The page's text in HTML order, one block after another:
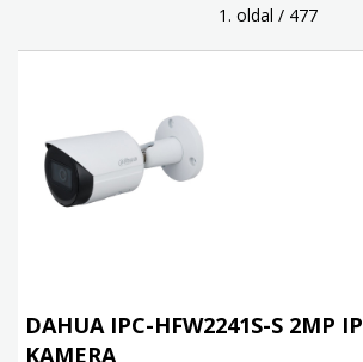
1. oldal / 477
DAHUA IPC-HFW2241S-S 2MP IP
KAMERA